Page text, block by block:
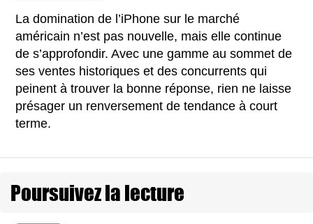
La domination de l’iPhone sur le marché
américain n’est pas nouvelle, mais elle continue
de s’approfondir. Avec une gamme au sommet de
ses ventes historiques et des concurrents qui
peinent à trouver la bonne réponse, rien ne laisse
présager un renversement de tendance à court
terme.
Poursuivez la lecture